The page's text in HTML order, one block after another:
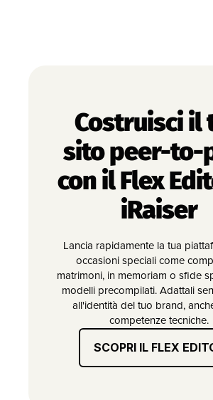
Costruisci il
sito peer-to-
con il Flex
iRaiser
Lancia rapidamente la tua
occasioni speciali come
matrimoni, in memoriam o sfide
modelli precompilati. Adattali
all'identità del tuo brand,
competenze tecniche.
SCOPRI IL FLEX